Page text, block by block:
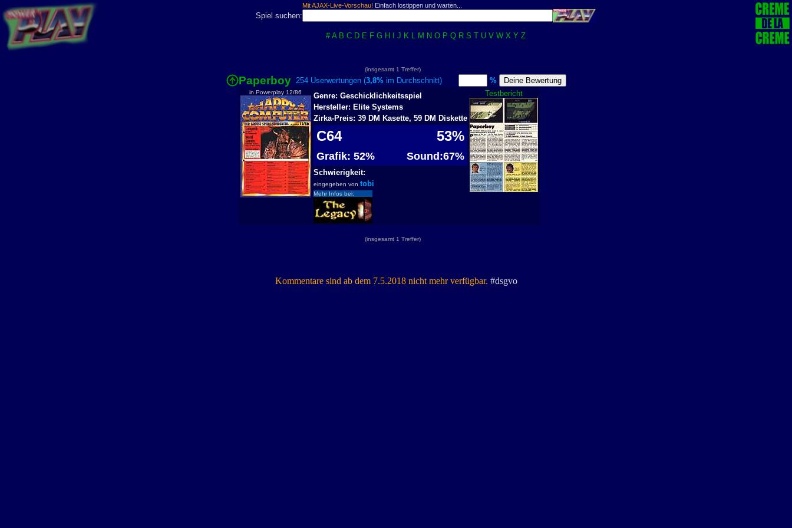
Mit AJAX-Live-Vorschau! Einfach lostippen und warten...
Spiel suchen:
# A B C D E F G H J K L M N O P Q R S T U V W X Y Z
(insgesamt 1 Treffer)
Paperboy254 Userwertungen (3,8%im Durchschnitt) %
in Powerplay 12/86 Testbericht
Genre: Geschicklichkeitsspiel
Hersteller: Elite Systems
Zirka-Preis: 39 DM Kasette, 59 DM Diskette
C64 53%
Grafik: 52% Sound:67%
Schwierigkeit:
eingegeben von tobi
Mehr Infos bei:
(insgesamt 1 Treffer)
Kommentare sind ab dem 7.5.2018 nicht mehr verfügbar. #dsgvo